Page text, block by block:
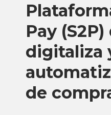
Pay (S2P)
digitaliza
de